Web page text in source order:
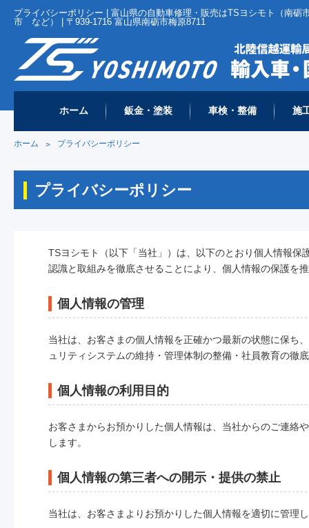
プライバシーポリシー | 富山県の自動車修理・販売はTSヨシモト（南砺
市 など） | 〒939-1716 富山県南砺市梅原8711
ホーム 鈑金・塗装 車検・整備 施
ホーム > プライバシーポリシー
プライバシーポリシー
TSヨシモト（以下「当社」）は、以下のとおり個人情報
認識と取組みを徹底させることにより、個人情報の保護を
個人情報の管理
当社は、お客さまの個人情報を正確かつ最新の状態に保ち
ュリティシステムの維持・管理体制の整備・社員教育の徹
個人情報の利用目的
お客さまからお預かりした個人情報は、当社からのご連絡
します。
個人情報の第三者への開示・提供の禁止
当社は、お客さまよりお預かりした個人情報を適切に管理